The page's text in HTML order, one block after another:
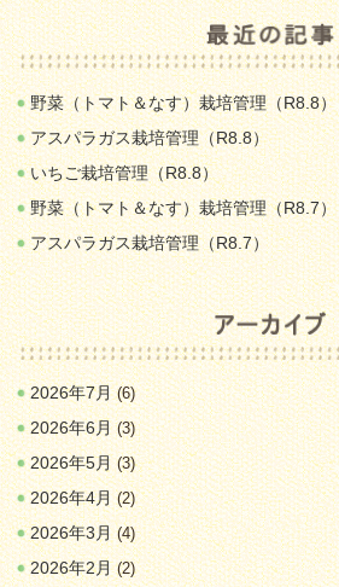
野菜（トマト＆なす）栽培管理（R8.8）
アスパラガス栽培管理（R8.8）
いちご栽培管理（R8.8）
野菜（トマト＆なす）栽培管理（R8.7）
アスパラガス栽培管理（R8.7）
2026年7月(6)
2026年6月(3)
2026年5月(3)
2026年4月(2)
2026年3月(4)
2026年2月(2)